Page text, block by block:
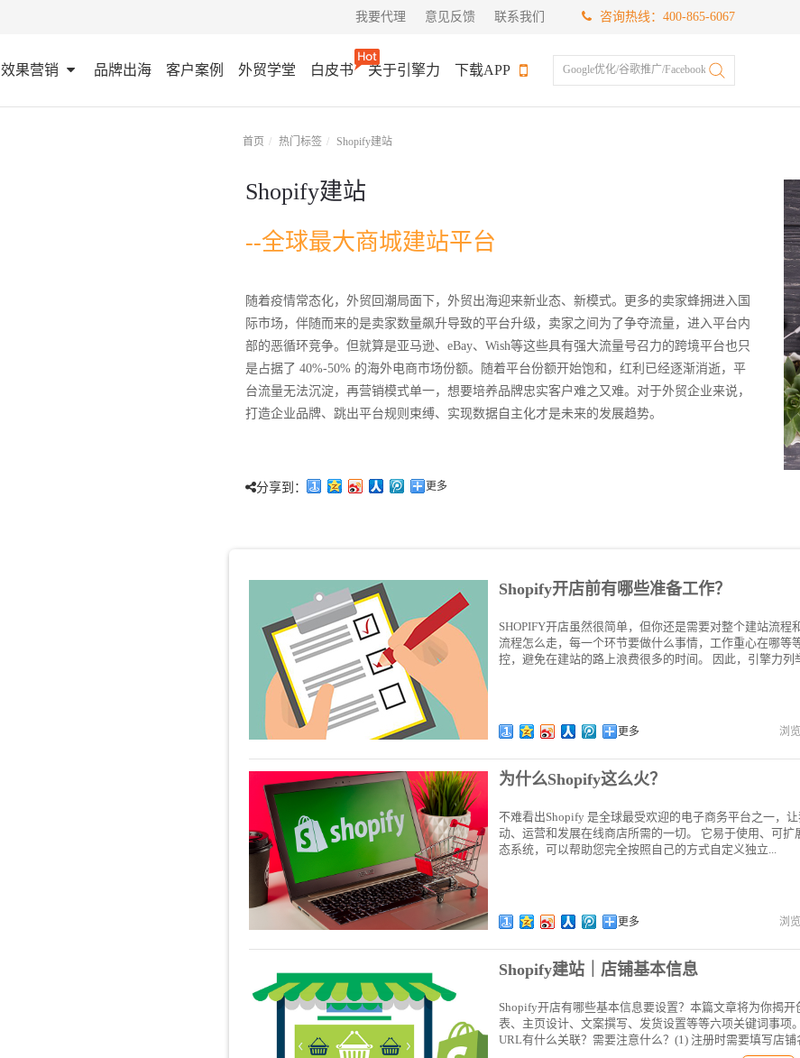
咨询热线：400-865-6067
我要代理 意见反馈 联系我们
效果营销 品牌出海 客户案例 外贸学堂 白皮书 关于引擎力 下载APP Google优化/谷歌推广/Facebook推广
首页 热门标签 Shopify建站
Shopify建站
--全球最大商城建站平台
随着疫情常态化，外贸回潮局面下，外贸出海迎来新业态、新模式。更多的卖家蜂拥进入国
际市场，伴随而来的是卖家数量飙升导致的平台升级，卖家之间为了争夺流量，进入平台内
部的恶循环竞争。但就算是亚马逊、eBay、Wish等这些具有强大流量号召力的跨境平台也只
是占据了 40%-50% 的海外电商市场份额。随着平台份额开始饱和，红利已经逐渐消逝，平
台流量无法沉淀，再营销模式单一，想要培养品牌忠实客户难之又难。对于外贸企业来说，
打造企业品牌、跳出平台规则束缚、实现数据自主化才是未来的发展趋势。
分享到： 更多
Shopify开店前有哪些准备工作？
SHOPIFY开店虽然很简单，但你还是需要对整个建站流
流程怎么走，每一个环节要做什么事情，工作重心在哪等
控，避免在建站的路上浪费很多的时间。 因此，引擎力列
更多 浏
为什么Shopify这么火？
不难看出Shopify 是全球最受欢迎的电子商务平台之一，
动、运营和发展在线商店所需的一切。 它易于使用、可
态系统，可以帮助您完全按照自己的方式自定义独立...
更多 浏
Shopify建站｜店铺基本信息
Shopify开店有哪些基本信息要设置？本篇文章将为你揭
表、主页设计、文案撰写、发货设置等等六项关键词事项
URL有什么关联？需要注意什么？(1) 注册时需要填写店铺